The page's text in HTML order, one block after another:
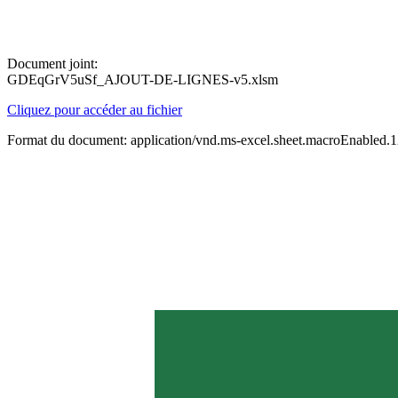
Document joint:
GDEqGrV5uSf_AJOUT-DE-LIGNES-v5.xlsm
Cliquez pour accéder au fichier
Format du document: application/vnd.ms-